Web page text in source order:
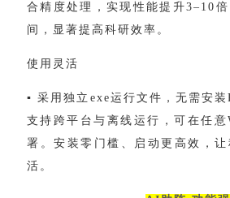
合精度处理，实现性能提升3–10
间，显著提高科研效率。
使用灵活
▪ 采用独立exe运行文件，无需安
支持跨平台与离线运行，可在任
署。安装零门槛、启动更高效，
活。